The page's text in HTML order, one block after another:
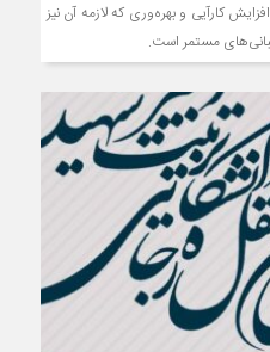
کارآیی و بهره‌وری که لازمه آن نیز
مستمر است.